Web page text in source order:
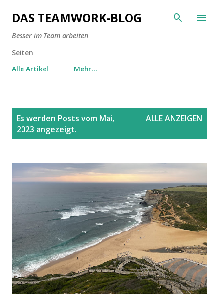
Direkt zum Hauptbereich
DAS TEAMWORK-BLOG
Besser im Team arbeiten
Seiten
Alle Artikel
Mehr…
Es werden Posts vom Mai,
2023 angezeigt.
ALLE ANZEIGEN